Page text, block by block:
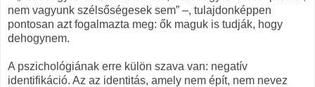
nem vagyunk szélsőségesek sem” –, tulajdonképpen
pontosan azt fogalmazta meg: ők maguk is tudják, hogy
dehogynem.
A pszichológiának erre külön szava van: negatív
identifikáció. Az az identitás, amely nem épít, nem nevez